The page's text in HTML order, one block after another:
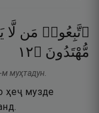
ٱتَّبِعُوا۟ مَن لَّا
مُّهْتَدُونَ ۝٢١
муҳтадун.
ҳеҷ музде